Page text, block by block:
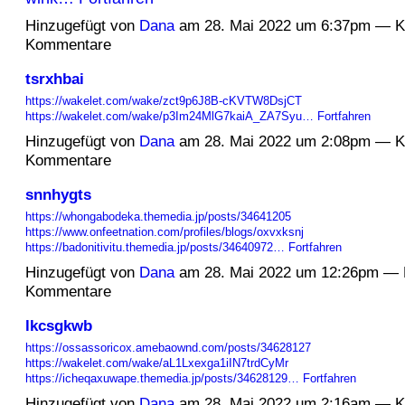
Hinzugefügt von Danaam 28. Mai 2022 um 6:37pm —
Kommentare
tsrxhbai
https://wakelet.com/wake/zct9p6J8B-cKVTW8DsjCT
https://wakelet.com/wake/p3Im24MlG7kaiA_ZA7Syu… Fortfahren
Hinzugefügt von Danaam 28. Mai 2022 um 2:08pm —
Kommentare
snnhygts
https://whongabodeka.themedia.jp/posts/34641205
https://www.onfeetnation.com/profiles/blogs/oxvxksnj
https://badonitivitu.themedia.jp/posts/34640972… Fortfahren
Hinzugefügt von Danaam 28. Mai 2022 um 12:26pm —
Kommentare
lkcsgkwb
https://ossassoricox.amebaownd.com/posts/34628127
https://wakelet.com/wake/aL1Lxexga1iIN7trdCyMr
https://icheqaxuwape.themedia.jp/posts/34628129…
Fortfahren